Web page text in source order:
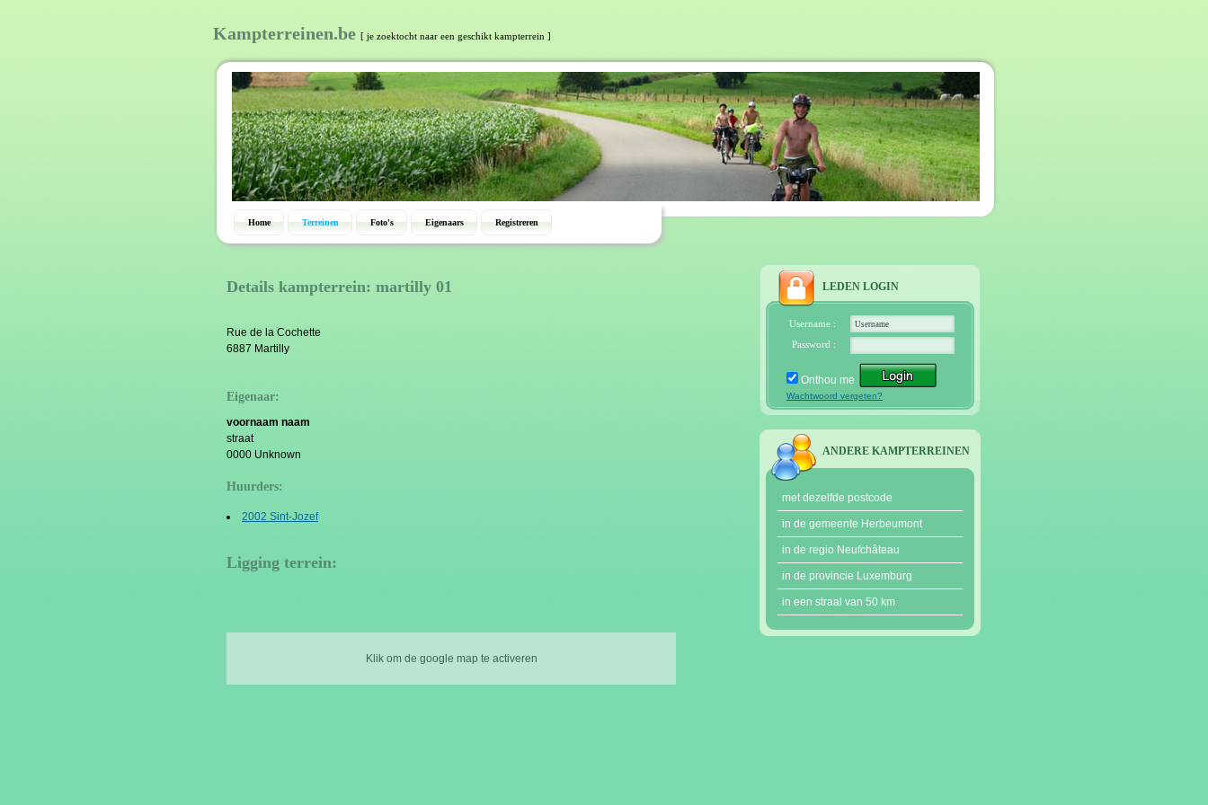
Kampterreinen.be [ je zoektocht naar een geschikt kampterrein ]
Home Terreinen Foto's Eigenaars Registreren
Details kampterrein: martilly 01
Rue de la Cochette
6887 Martilly
Eigenaar:
voornaam naam
straat
0000 Unknown
Huurders:
2002 Sint-Jozef
Ligging terrein:
Klik om de google map te activeren
LEDEN LOGIN
Username :
Password :
Onthou me
Wachtwoord vergeten?
ANDERE KAMPTERREINEN
met dezelfde postcode
in de gemeente Herbeumont
in de regio Neufchâteau
in de provincie Luxemburg
in een straal van 50 km